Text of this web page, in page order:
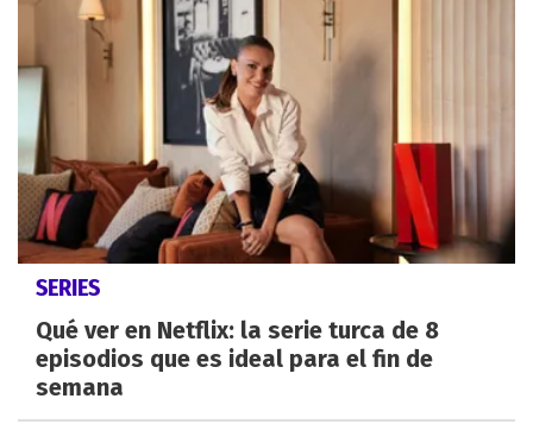
SERIES
Qué ver en Netflix: la serie turca de 8
episodios que es ideal para el fin de
semana